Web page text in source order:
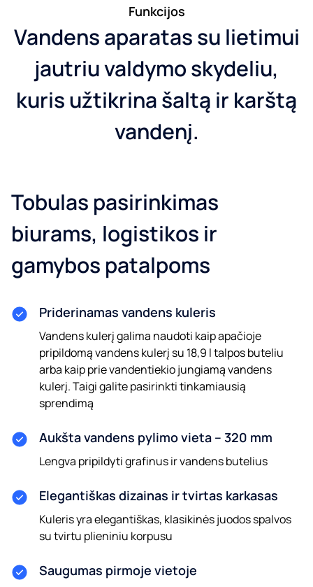
Funkcijos
Vandens aparatas su lietimui
jautriu valdymo skydeliu,
kuris užtikrina šaltą ir karštą
vandenį.
Tobulas pasirinkimas
biurams, logistikos ir
gamybos patalpoms
Priderinamas vandens kuleris
Vandens kulerį galima naudoti kaip apačioje
pripildomą vandens kulerį su 18,9 l talpos buteliu
arba kaip prie vandentiekio jungiamą vandens
kulerį. Taigi galite pasirinkti tinkamiausią
sprendimą
Aukšta vandens pylimo vieta – 320 mm
Lengva pripildyti grafinus ir vandens butelius
Elegantiškas dizainas ir tvirtas karkasas
Kuleris yra elegantiškas, klasikinės juodos spalvos
su tvirtu plieniniu korpusu
Saugumas pirmoje vietoje